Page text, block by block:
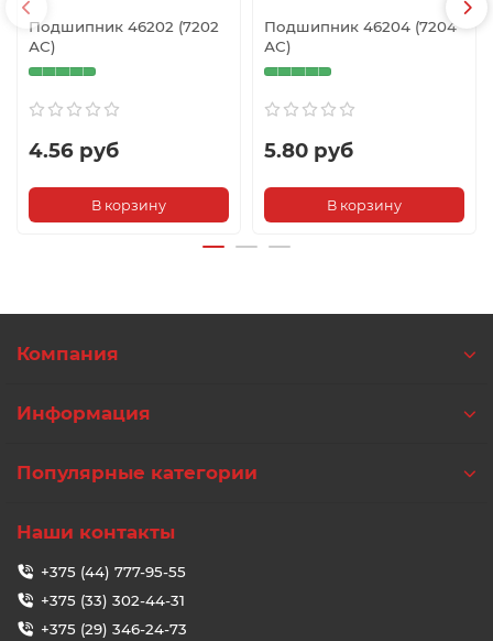
Подшипник 46202 (7202
АС)
4.56 руб
В корзину
Подшипник 46204 (7204
АС)
5.80 руб
В корзину
Компания
Информация
Популярные категории
Наши контакты
+375 (44) 777-95-55
+375 (33) 302-44-31
+375 (29) 346-24-73